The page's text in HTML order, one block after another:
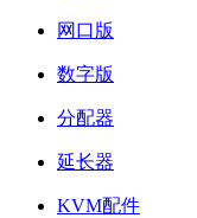
网口版
数字版
分配器
延长器
KVM配件